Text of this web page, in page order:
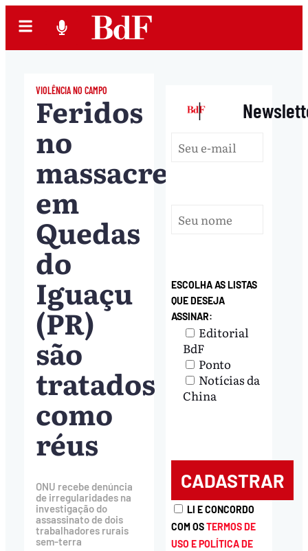
VIOLÊNCIA NO CAMPO
Feridos
no
massacre
em
Quedas
do
Iguaçu
(PR)
são
tratados
como
réus
ONU recebe denúncia
de irregularidades na
investigação do
assassinato de dois
trabalhadores rurais
sem-terra
|
ESCOLHA AS LISTAS
QUE DESEJA
ASSINAR:
Editorial
BdF
Ponto
Notícias da
China
LI E CONCORDO
COM OSTERMOS DE
USO E POLÍTICA DE